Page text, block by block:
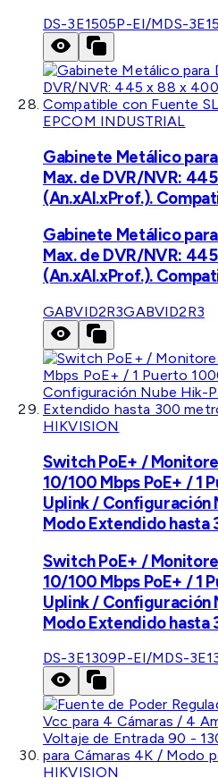
DS-3E1505P-EI/MDS-
EPCOM INDUSTRIAL
Gabinete Metálico
Max. de DVR/NVR:
(An.xAl.xProf.).
Gabinete Metálico
Max. de DVR/NVR:
(An.xAl.xProf.).
GABVID2R3GABVID2R3
HIKVISION
Switch PoE+ /
10/100 Mbps PoE+ / 1
Uplink / Configuración
Modo Extendido
Switch PoE+ /
10/100 Mbps PoE+ / 1
Uplink / Configuración
Modo Extendido
DS-3E1309P-EI/MDS-
HIKVISION